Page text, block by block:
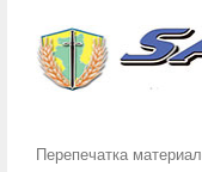
Перепечатка